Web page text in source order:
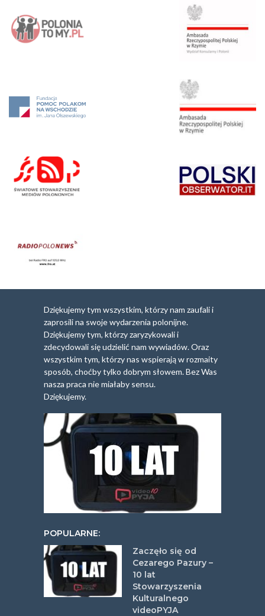
Dziękujemy tym wszystkim, którzy nam zaufali i
zaprosili na swoje wydarzenia polonijne.
Dziękujemy tym, którzy zaryzykowali i
zdecydowali się udzielić nam wywiadów. Oraz
wszystkim tym, którzy nas wspierają w rozmaity
sposób, choćby tylko dobrym słowem. Bez Was
nasza praca nie miałaby sensu.
Dziękujemy.
POPULARNE:
Zaczęło się od
Cezarego Pazury –
10 lat
Stowarzyszenia
Kulturalnego
videoPYJA